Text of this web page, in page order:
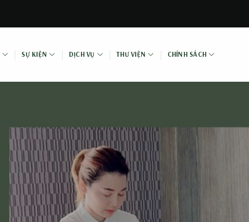
SỰ KIỆN DỊCH VỤ THƯ VIỆN CHÍNH SÁCH